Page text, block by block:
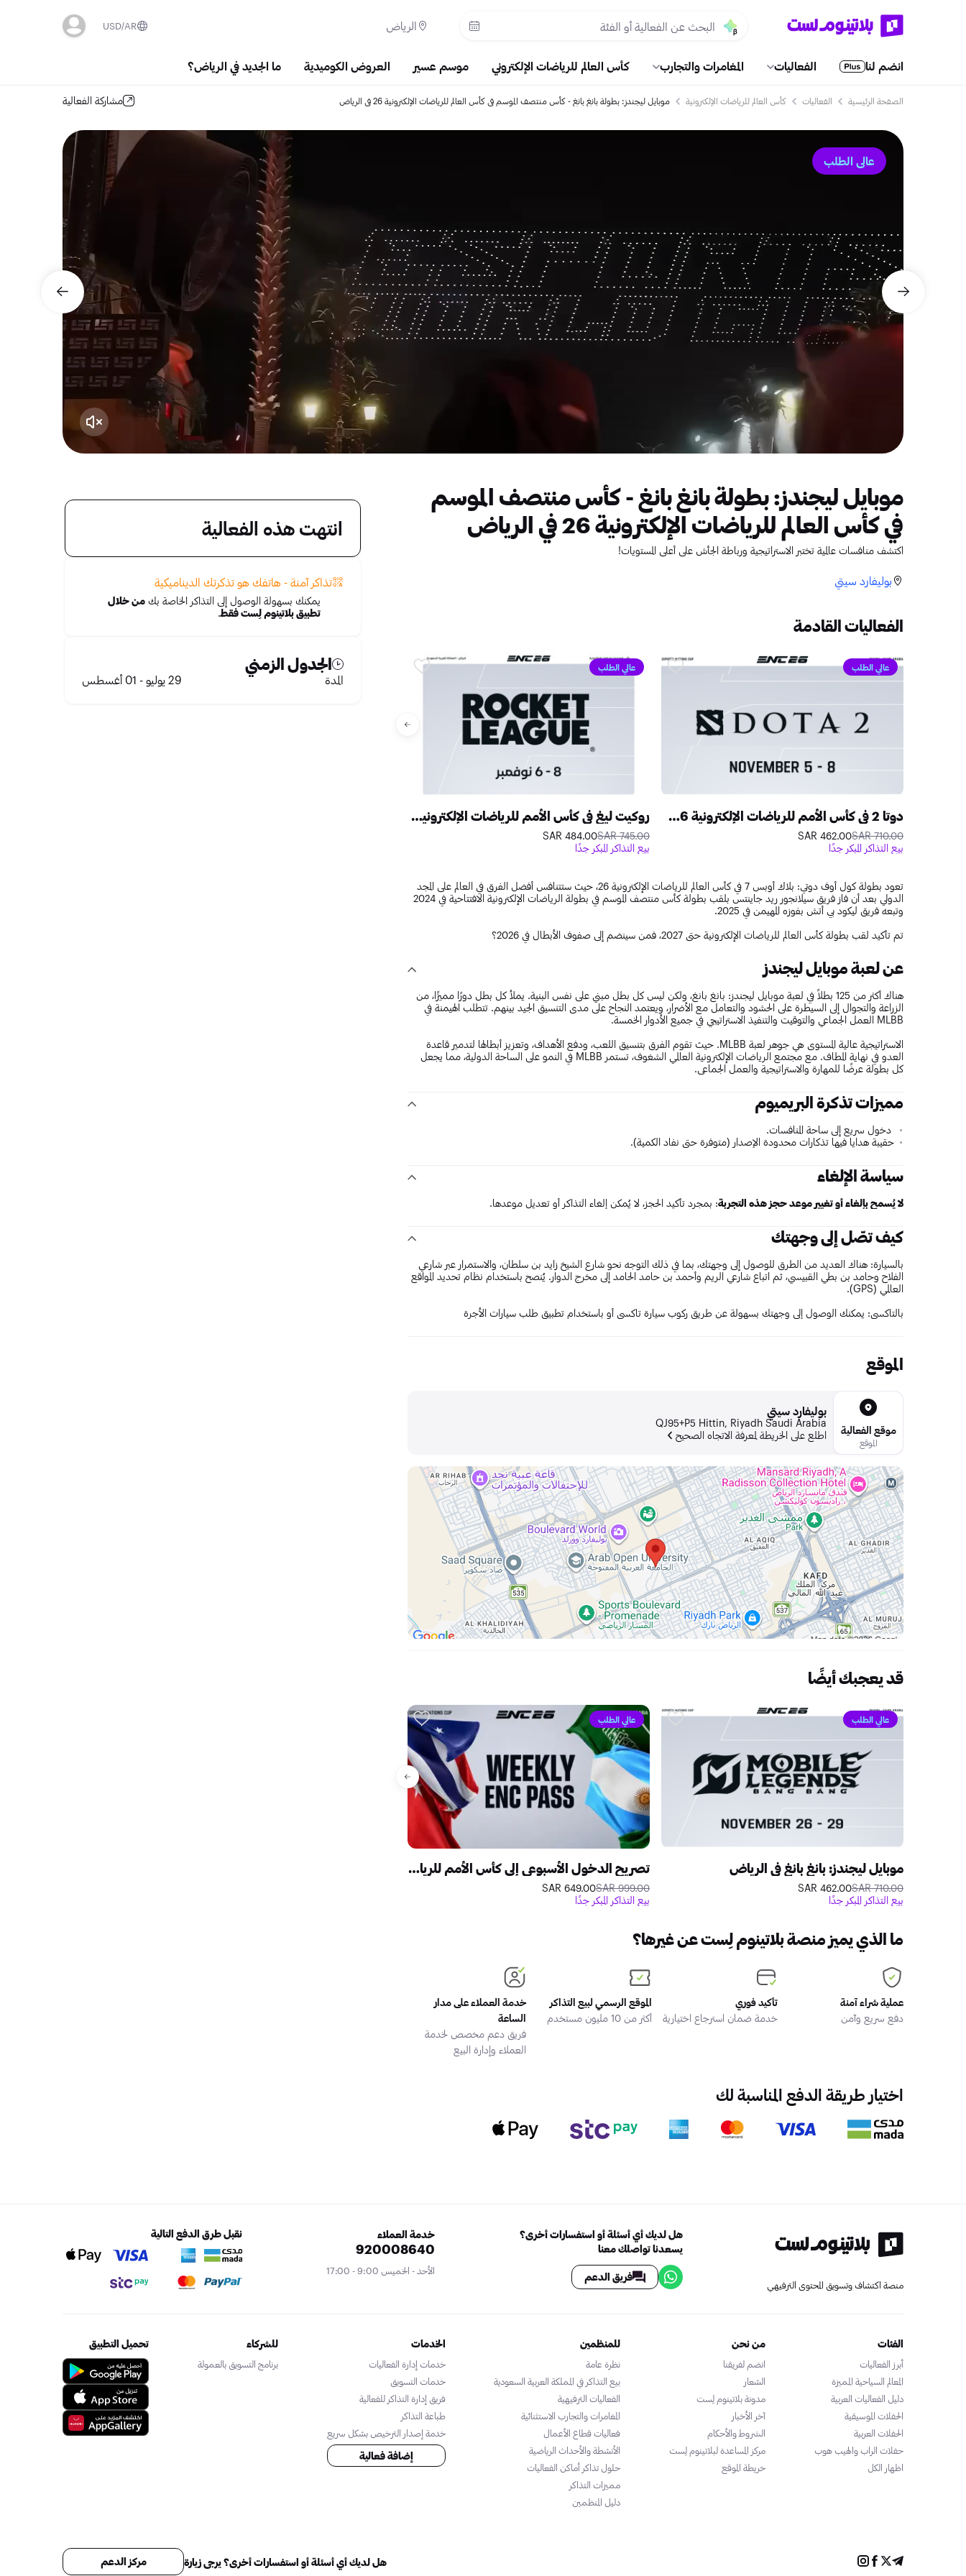
الرياض AR
USD
انضم لنا الفعاليات المغامرات والتجارب كأس العالم للرياضات الإلكتروني موسم عسير العروض الكوميدية ما الجديد في الرياض؟
الصفحة الرئيسية الفعاليات كأس العالم للرياضات الإلكترونية موبايل ليجندز: بطولة بانغ بانغ - كأس منتصف الموسم في كأس العالم للرياضات الإلكترونية 26 في الرياض مشاركة الفعالية
عالي الطلب
انتهت هذه الفعالية
تذاكر آمنة - هاتفك هو تذكرتك الديناميكية
يمكنك بسهولة الوصول إلى التذاكر الخاصة بك من خلال
تطبيق بلاتينوم لِست فقط.
الجدول الزمني
المدة 29 يوليو - 01 أغسطس
موبايل ليجندز: بطولة بانغ بانغ - كأس منتصف الموسم
في كأس العالم للرياضات الإلكترونية 26 في الرياض
اكتشف منافسات عالمية تختبر الاستراتيجية ورباطة الجأش على أعلى المستويات!
بوليفارد سيتي
الفعاليات القادمة
عالي الطلب
دوتا 2 في كأس الأمم للرياضات الإلكترونية 2026 في الرياض
710.00 SAR
462.00 SAR
بيع التذاكر المبكر جدًا
عالي الطلب
روكيت ليغ في كأس الأمم للرياضات الإلكترونية 2026 في الرياض
745.00 SAR
484.00 SAR
بيع التذاكر المبكر جدًا
تعود بطولة كول أوف دوتي: بلاك أوبس 7 في كأس العالم للرياضات الإلكترونية 26، حيث ستتنافس أفضل الفرق في العالم على المجد
الدولي بعد أن فاز فريق سيلانجور ريد جاينتس بلقب بطولة كأس منتصف الموسم في بطولة الرياضات الإلكترونية الافتتاحية في 2024
وتبعه فريق ليكود بي أتش بفوزه المهيمن في 2025.
تم تأكيد لقب بطولة كأس العالم للرياضات الإلكترونية حتى 2027، فمن سينضم إلى صفوف الأبطال في 2026؟
عن لعبة موبايل ليجندز
هناك أكثر من 125 بطلاً في لعبة موبايل ليجندز: بانغ بانغ، ولكن ليس كل بطل مبني على نفس البنية. يملأ كل بطل دورًا مميزًا، من
الزراعة والتجوال إلى السيطرة على الحشود والتعامل مع الأضرار، ويعتمد النجاح على مدى التنسيق الجيد بينهم. تتطلب الهيمنة في
MLBB العمل الجماعي والتوقيت والتنفيذ الاستراتيجي في جميع الأدوار الخمسة.
الاستراتيجية عالية المستوى هي جوهر لعبة MLBB. حيث تقوم الفرق بتنسيق اللعب، ودفع الأهداف، وتعزيز أبطالها لتدمير قاعدة
العدو في نهاية المطاف. مع مجتمع الرياضات الإلكترونية العالمي الشغوف، تستمر MLBB في النمو على الساحة الدولية، مما يجعل
كل بطولة عرضًا للمهارة والاستراتيجية والعمل الجماعي.
مميزات تذكرة البريميوم
دخول سريع إلى ساحة المنافسات.
حقيبة هدايا فيها تذكارات محدودة الإصدار (متوفرة حتى نفاد الكمية).
سياسة الإلغاء
لا يُسمح بإلغاء أو تغيير موعد حجز هذه التجربة: بمجرد تأكيد الحجز، لا يُمكن إلغاء التذاكر أو تعديل موعدها.
كيف تصّل إلى وجهتك
بالسيارة: هناك العديد من الطرق للوصول إلى وجهتك، بما في ذلك التوجه نحو شارع الشيخ زايد بن سلطان، والاستمرار عبر شارعي
الفلاح وحامد بن بطي القبيسي، ثم اتباع شارعي الريم وأحمد بن حامد الحامد إلى مخرج الدوار. يُنصح باستخدام نظام تحديد المواقع
العالمي (GPS).
بالتاكسي: يمكنك الوصول إلى وجهتك بسهولة عن طريق ركوب سيارة تاكسي أو باستخدام تطبيق طلب سيارات الأجرة
الموقع
موقع الفعالية
الموقع
بوليفارد سيتي
QJ95+P5 Hittin, Riyadh Saudi Arabia
اطلع على الخريطة لمعرفة الاتجاه الصحيح
قد يعجبك أيضًا
عالي الطلب
موبايل ليجندز: بانغ بانغ في الرياض
710.00 SAR
462.00 SAR
بيع التذاكر المبكر جدًا
عالي الطلب
تصريح الدخول الأسبوعي إلى كأس الأمم للرياضات الإلكترونية 2026
999.00 SAR
649.00 SAR
بيع التذاكر المبكر جدًا
ما الذي يميز منصة بلاتينوم لِست عن غيرها؟
عملية شراء آمنة
دفع سريع وآمن
تأكيد فوري
خدمة ضمان استرجاع اختيارية
الموقع الرسمي لبيع التذاكر
أكثر من 10 مليون مستخدم
خدمة العملاء على مدار
الساعة
فريق دعم مخصص لخدمة
العملاء وإدارة البيع
اختيار طريقة الدفع المناسبة لك
منصة اكتشاف وتسويق المحتوى الترفيهي
هل لديك أي أسئلة أو استفسارات أخرى؟
يسعدنا تواصلك معنا
فريق الدعم
خدمة العملاء
920008640
الأحد - الخميس 9:00 - 17:00
نقبل طرق الدفع التالية
الفئات
أبرز الفعاليات
المعالم السياحية المميزة
دليل الفعاليات العربية
الحفلات الموسيقية
الحفلات العربية
حفلات الراب والهيب هوب
اظهار الكل
من نحن
انضم لفريقنا
الشعار
مدونة بلاتينوم لِست
آخر الأخبار
الشروط والأحكام
مركز المساعدة لبلاتينوم لِست
خريطة الموقع
للمنظمين
نظرة عامة
بيع التذاكر في المملكة العربية السعودية
الفعاليات الترفيهية
المغامرات والتجارب الاستثنائية
فعاليات قطاع الأعمال
الأنشطة والأحداث الرياضية
حلول تذاكر أماكن الفعاليات
مميزات التذاكر
دليل المنظمين
الخدمات
خدمات إدارة الفعاليات
خدمات التسويق
فريق إدارة التذاكر للفعالية
طباعة التذاكر
خدمة إصدار الترخيص بشكل سريع
إضافة فعالية
للشركاء
برنامج التسويق بالعمولة
تحميل التطبيق
هل لديك أي أسئلة أو استفسارات أخرى؟ يرجى زيارة مركز الدعم